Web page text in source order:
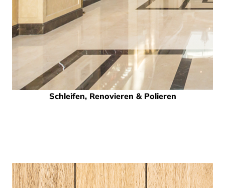
Schleifen, Renovieren & Polieren